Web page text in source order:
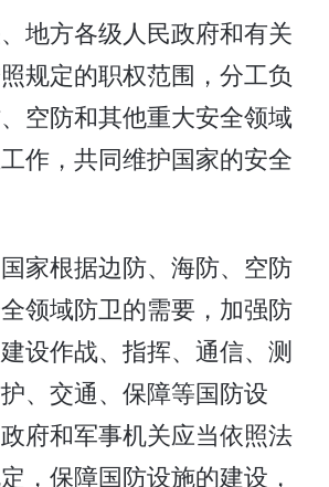
地方各级人民政府和有关
规定的职权范围，分工负
空防和其他重大安全领域
作，共同维护国家的安全
家根据边防、海防、空防
领域防卫的需要，加强防
设作战、指挥、通信、测
、交通、保障等国防设
府和军事机关应当依照法
，保障国防设施的建设，